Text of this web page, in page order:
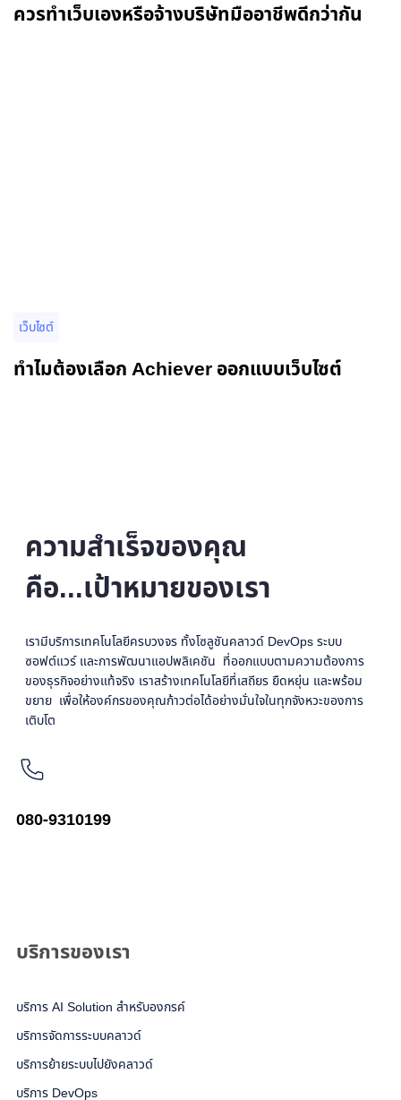
ควรทำเว็บเองหรือจ้างบริษัทมืออาชีพดีกว่ากัน
เว็บไซต์
ทำไมต้องเลือก Achiever ออกแบบเว็บไซต์
ความสำเร็จของคุณ
คือ...เป้าหมายของเรา
เรามีบริการเทคโนโลยีครบวงจร ทั้งโซลูชันคลาวด์ DevOps ระบบ
ซอฟต์แวร์ และการพัฒนาแอปพลิเคชัน ที่ออกแบบตามความต้องการ
ของธุรกิจอย่างแท้จริง เราสร้างเทคโนโลยีที่เสถียร ยืดหยุ่น และพร้อม
ขยาย เพื่อให้องค์กรของคุณก้าวต่อได้อย่างมั่นใจในทุกจังหวะของการ
เติบโต
080-9310199
บริการของเรา
บริการ AI Solution สำหรับองกรค์
บริการจัดการระบบคลาวด์
บริการย้ายระบบไปยังคลาวด์
บริการ DevOps